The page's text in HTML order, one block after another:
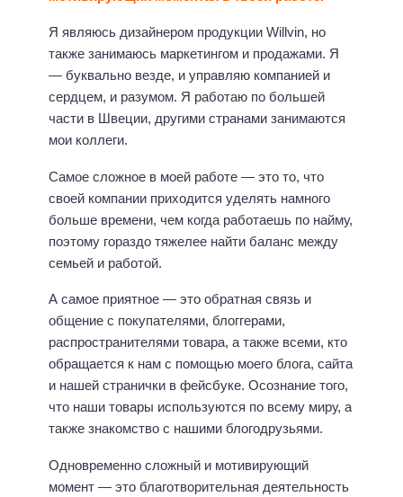
Я являюсь дизайнером продукции Willvin, но
также занимаюсь маркетингом и продажами. Я
— буквально везде, и управляю компанией и
сердцем, и разумом. Я работаю по большей
части в Швеции, другими странами занимаются
мои коллеги.
Самое сложное в моей работе — это то, что
своей компании приходится уделять намного
больше времени, чем когда работаешь по найму,
поэтому гораздо тяжелее найти баланс между
семьей и работой.
А самое приятное — это обратная связь и
общение с покупателями, блоггерами,
распространителями товара, а также всеми, кто
обращается к нам с помощью моего блога, сайта
и нашей странички в фейсбуке. Осознание того,
что наши товары используются по всему миру, а
также знакомство с нашими блогодрузьями.
Одновременно сложный и мотивирующий
момент — это благотворительная деятельность